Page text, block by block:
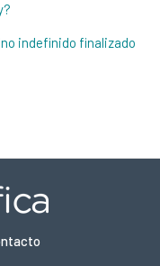
indefinido finalizado